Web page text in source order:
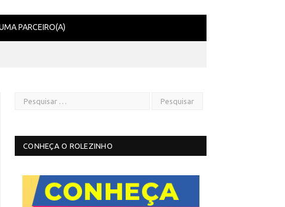
PARCEIRO(A)
CONHEÇA O ROLEZINHO